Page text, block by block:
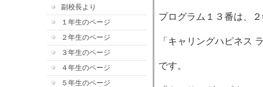
副校長より
１年生のページ
２年生のページ
３年生のページ
４年生のページ
５年生のページ
プログラム１３番は、
「キャリングハピネス
です。